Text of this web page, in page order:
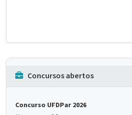
Concursos abertos
Concurso UFDPar 2026